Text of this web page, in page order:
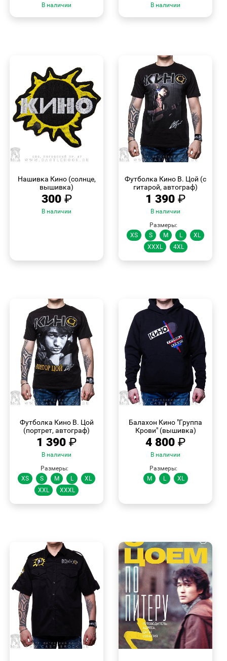
В наличии В наличии
Нашивка Кино (солнце,
вышивка)
300 ₽
В наличии
Футболка Кино В. Цой (с
гитарой, автограф)
1 390 ₽
В наличии
Размеры:
XS
S M L
XL
XXXL
4XL
Футболка Кино В. Цой
(портрет, автограф)
1 390 ₽
В наличии
Размеры:
XS
S M L
XL
XXL
XXXL
Балахон Кино "Группа
Крови" (вышивка)
4 800 ₽
В наличии
Размеры:
M
L XL